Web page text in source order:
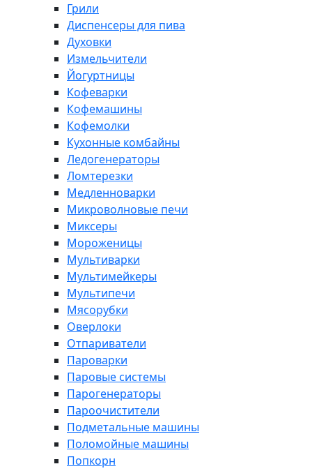
Грили
Диспенсеры для пива
Духовки
Измельчители
Йогуртницы
Кофеварки
Кофемашины
Кофемолки
Кухонные комбайны
Ледогенераторы
Ломтерезки
Медленноварки
Микроволновые печи
Миксеры
Мороженицы
Мультиварки
Мультимейкеры
Мультипечи
Мясорубки
Оверлоки
Отпариватели
Пароварки
Паровые системы
Парогенераторы
Пароочистители
Подметальные машины
Поломойные машины
Попкорн